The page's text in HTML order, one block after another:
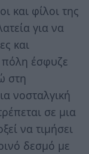
και φίλοι της
για να
και
έσφυζε
στη
νοσταλγική
σε μια
να τιμήσει
δεσμό με